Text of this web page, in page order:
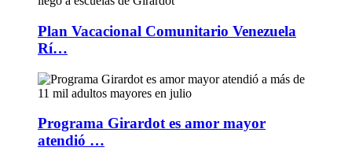
Plan Vacacional Comunitario Venezuela
Rí…
Programa Girardot es amor mayor
atendió …